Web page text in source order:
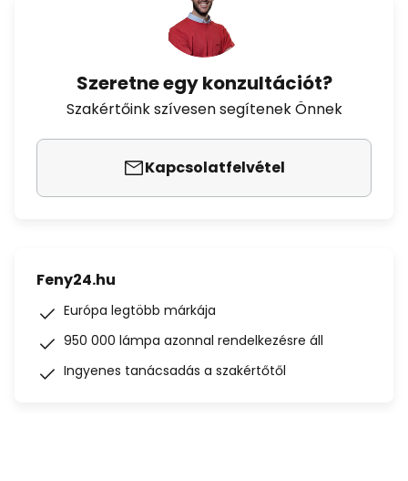
Szeretne egy konzultációt?
Szakértőink szívesen segítenek Önnek
Kapcsolatfelvétel
Feny24.hu
Európa legtöbb márkája
950 000 lámpa azonnal rendelkezésre áll
Ingyenes tanácsadás a szakértőtől